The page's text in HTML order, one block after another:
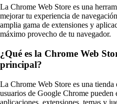
La Chrome Web Store es una
mejorar tu experiencia de
amplia gama de extensiones y
máximo provecho de tu navegador.
¿Qué es la Chrome Web
principal?
La Chrome Web Store es una
usuarios de Google Chrome pueden
aplicaciones, extensiones, temas y